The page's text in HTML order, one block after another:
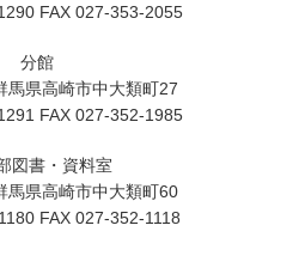
FAX 027-353-2055
分館
馬県高崎市中大類町27
FAX 027-352-1985
図書・資料室
馬県高崎市中大類町60
FAX 027-352-1118